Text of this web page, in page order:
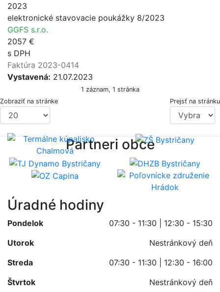
2023
elektronické stavovacie poukážky 8/2023
GGFS s.r.o.
2057 €
s DPH
Faktúra 2023-0414
Vystavená: 21.07.2023
1 záznam, 1 stránka
Zobraziť na stránke
Prejsť na stránku
Partneri obce
Úradné hodiny
Pondelok
07:30 - 11:30 | 12:30 - 15:30
Utorok
Nestránkový deň
Streda
07:30 - 11:30 | 12:30 - 16:00
Štvrtok
Nestránkový deň